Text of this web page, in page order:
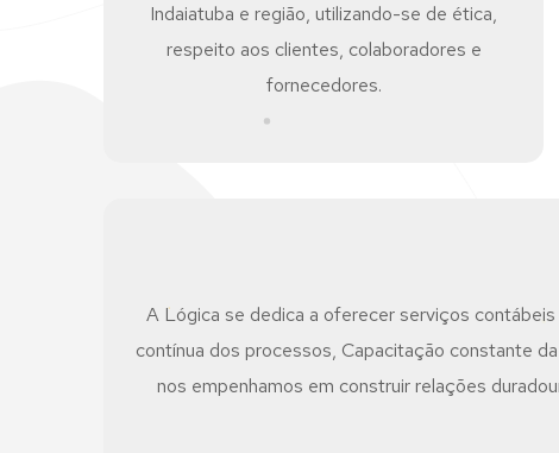
Indaiatuba e região, utilizando-se de ética,
respeito aos clientes, colaboradores e
fornecedores.
A Lógica se dedica a oferecer serviços
contínua dos processos, Capacitação constante
nos empenhamos em construir relações